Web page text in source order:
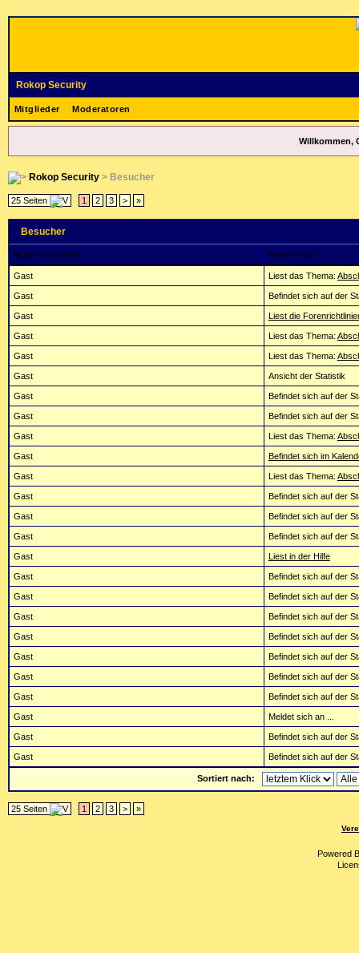
Rokop Security
Mitglieder Moderatoren
Willkommen,
Rokop Security> Besucher
25 Seiten 1 2 3 > »
Besucher
Mitgliedsname Aufenthalt
Gast Liest das Thema:
Gast Befindet sich auf der
Gast Liest die
Gast Liest das Thema:
Gast Liest das Thema:
Gast Ansicht der Statistik
Gast Befindet sich auf der
Gast Befindet sich auf der
Gast Liest das Thema:
Gast Befindet sich im
Gast Liest das Thema:
Gast Befindet sich auf der
Gast Befindet sich auf der
Gast Befindet sich auf der
Gast Liest in der Hilfe
Gast Befindet sich auf der
Gast Befindet sich auf der
Gast Befindet sich auf der
Gast Befindet sich auf der
Gast Befindet sich auf der
Gast Befindet sich auf der
Gast Befindet sich auf der
Gast Meldet sich an ...
Gast Befindet sich auf der
Gast Befindet sich auf der
Sortiert nach:
25 Seiten 1 2 3 > »
Powered